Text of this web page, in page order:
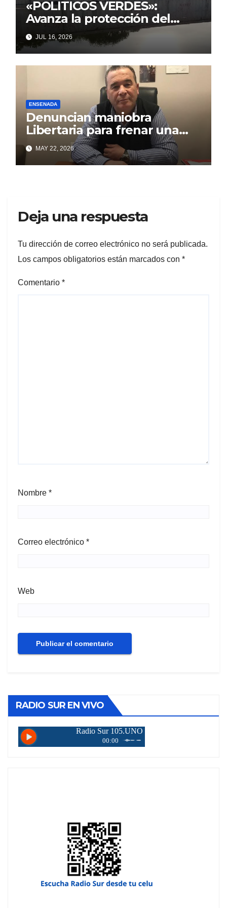
«POLITICOS VERDES»:
Avanza la protección del
Paseo Costero de Punta Lara
frente a intentos de parálisis
con trasfondo político
JUL 16, 2026
ENSENADA
Denuncian maniobra
Libertaria para frenar una
obra que beneficia a los
puntalarenses
MAY 22, 2026
Deja una respuesta
Tu dirección de correo electrónico no será publicada.
Los campos obligatorios están marcados con *
Comentario *
Nombre *
Correo electrónico *
Web
RADIO SUR EN VIVO